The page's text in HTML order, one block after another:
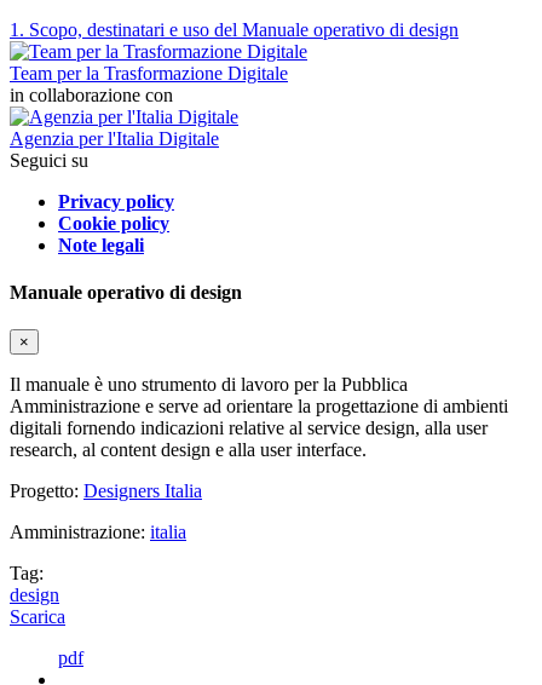
1. Scopo, destinatari e uso del Manuale operativo di design
Team per la Trasformazione Digitale
in collaborazione con
Agenzia per l'Italia Digitale
Seguici su
Privacy policy
Cookie policy
Note legali
Manuale operativo di design
×
Il manuale è uno strumento di lavoro per la Pubblica
Amministrazione e serve ad orientare la progettazione di ambienti
digitali fornendo indicazioni relative al service design, alla user
research, al content design e alla user interface.
Progetto: Designers Italia
Amministrazione: italia
Tag:
design
Scarica
pdf